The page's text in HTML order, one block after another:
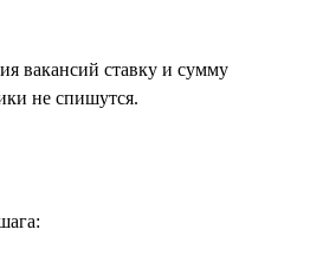
вакансий ставку и сумму
не спишутся.